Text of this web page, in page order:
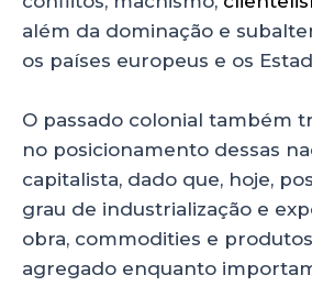
além da dominação e
os países europeus e os
O passado colonial também
no posicionamento dessas
capitalista, dado que, hoje,
grau de industrialização e
obra, commodities e
agregado enquanto